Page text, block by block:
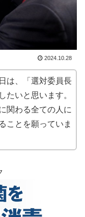
2024.10.28
は、「選対委員長
たいと思います。
関わる全ての人に
ことを願っていま